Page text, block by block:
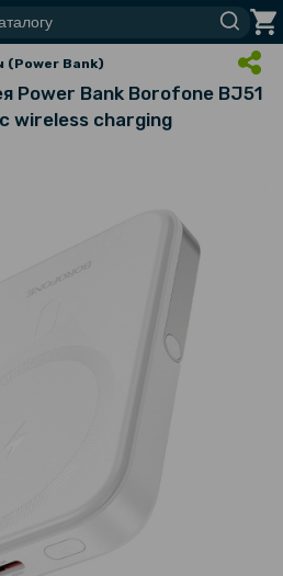
(Power Bank)
Power Bank Borofone BJ51
wireless charging